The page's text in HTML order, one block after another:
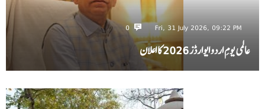
Fri, 31 July 2026, 09:22 PM
0
عالمی یومِ اردو ایوارڈز 2026 کا اعلان